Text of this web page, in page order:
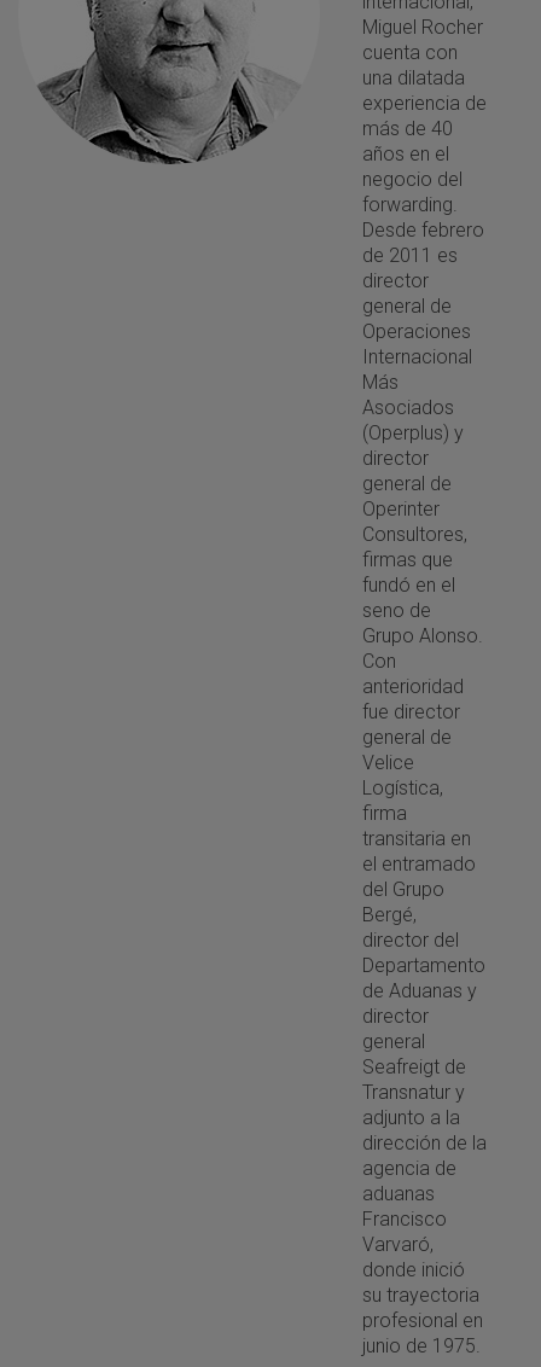
Miguel Rocher
cuenta con
una dilatada
experiencia de
más de 40
años en el
negocio del
forwarding.
Desde febrero
de 2011 es
director
general de
Operaciones
Internacional
Más
Asociados
(Operplus) y
director
general de
Operinter
Consultores,
firmas que
fundó en el
seno de
Grupo Alonso.
Con
anterioridad
fue director
general de
Velice
Logística,
firma
transitaria en
el entramado
del Grupo
Bergé,
director del
Departamento
de Aduanas y
director
general
Seafreigt de
Transnatur y
adjunto a la
dirección de la
agencia de
aduanas
Francisco
Varvaró,
donde inició
su trayectoria
profesional en
junio de 1975.